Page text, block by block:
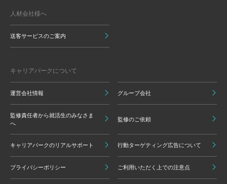
人材会社様へ
送客サービスのご案内
キャリアパークについて
運営会社情報 グループ会社
監修責任者から就活生のみなさま
へ
監修のご依頼
キャリアパークのリアルサポート 行動ターゲティング広告について
プライバシーポリシー ご利用いただく上での注意点